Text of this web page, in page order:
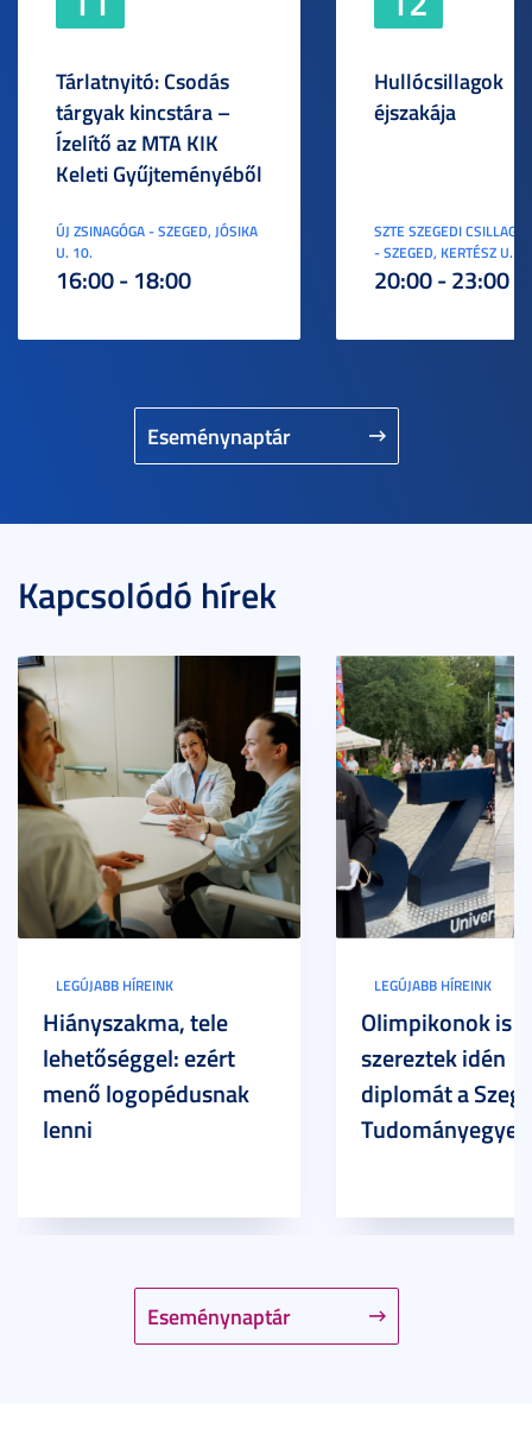
Eseménynaptár
Tárlatnyitó: Csodás
tárgyak kincstára –
Ízelítő az MTA KIK
Keleti Gyűjteményéből
ÚJ ZSINAGÓGA - SZEGED, JÓSIKA
U. 10.
16:00 - 18:00
Hullócsillagok
éjszakája
SZTE SZEGEDI
- SZEGED, KERTÉSZ U. 3.
20:00 - 23:00
Kapcsolódó hírek
Eseménynaptár
LEGÚJABB HÍREINK
Hiányszakma, tele
lehetőséggel: ezért
menő logopédusnak
lenni
LEGÚJABB HÍREINK
Olimpikonok is
szereztek idén
diplomát a